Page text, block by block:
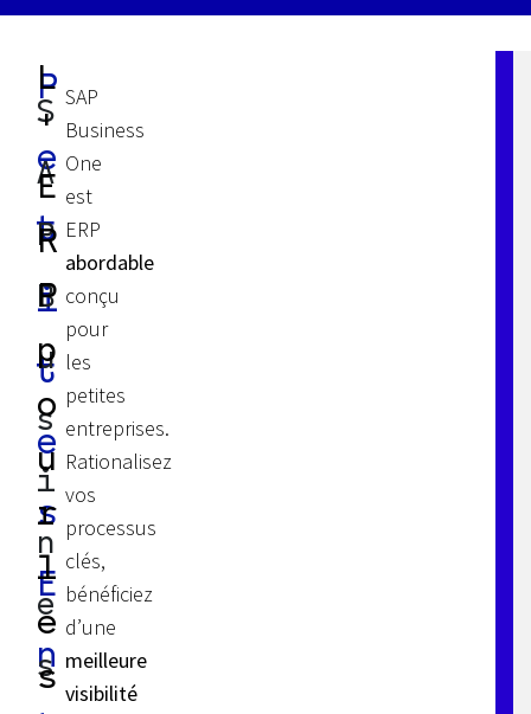
P
e
t
i
t
e
s
E
n
S
A
P
B
u
s
i
n
e
s
L
'
E
R
P
p
o
u
r
l
e
s
SAP
Business
One
est
ERP
abordable
conçu
pour
les
petites
entreprises.
Rationalisez
vos
processus
clés,
bénéficiez
d’une
meilleure
visibilité